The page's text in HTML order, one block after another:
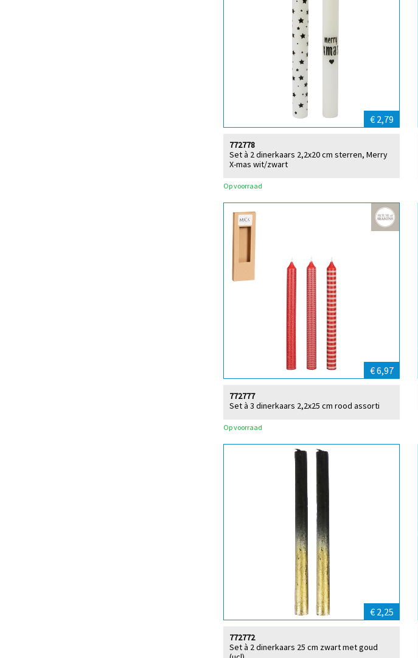
€ 2,79
Set à 2 dinerkaars 2,2x20 cm sterren, Merry
X-mas wit/zwart
772778
Op voorraad
€ 6,97
Set à 3 dinerkaars 2,2x25 cm rood assorti
772777
Op voorraad
€ 2,25
Set à 2 dinerkaars 25 cm zwart met goud
772772